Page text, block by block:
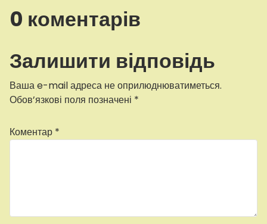
0 коментарів
Залишити відповідь
Ваша e-mail адреса не оприлюднюватиметься.
Обов’язкові поля позначені *
Коментар *